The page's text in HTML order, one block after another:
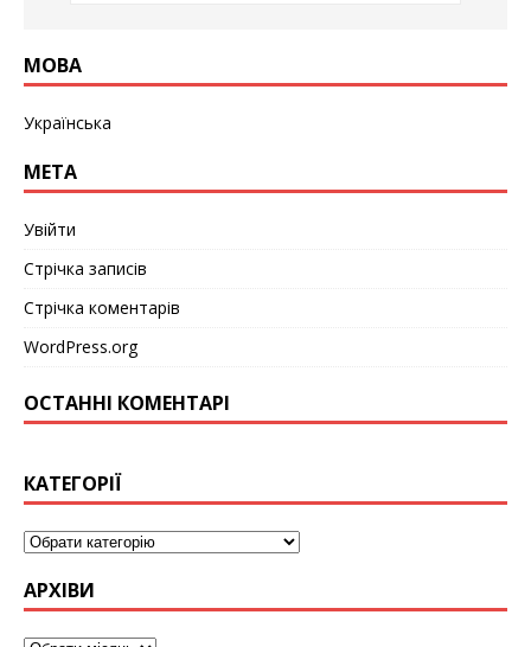
МОВА
Українська
МЕТА
Увійти
Стрічка записів
Стрічка коментарів
WordPress.org
ОСТАННІ КОМЕНТАРІ
КАТЕГОРІЇ
АРХІВИ